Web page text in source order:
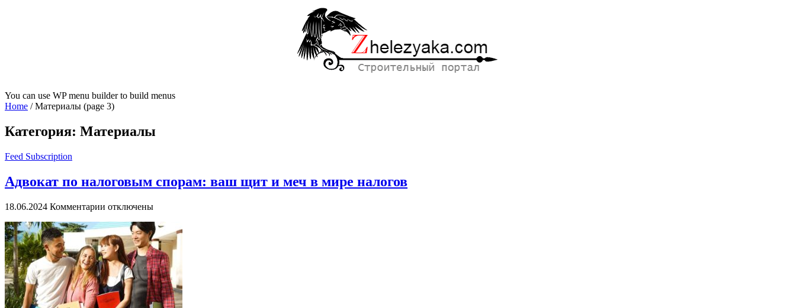
You can use WP menu builder to build menus
Home /Материалы (page 3)
Категория: Материалы
Feed Subscription
Адвокат по налоговым спорам: ваш щит и меч в мире налогов
18.06.2024 Комментарии к
Адвокат
по
налоговым
спорам:
ваш
щит
и
меч
отключены